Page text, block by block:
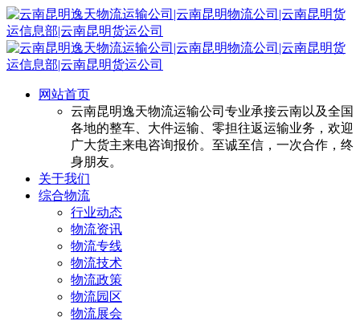
网站首页
云南昆明逸天物流运输公司专业承接云南以及全国
各地的整车、大件运输、零担往返运输业务，欢迎
广大货主来电咨询报价。至诚至信，一次合作，终
身朋友。
关于我们
综合物流
行业动态
物流资讯
物流专线
物流技术
物流政策
物流园区
物流展会